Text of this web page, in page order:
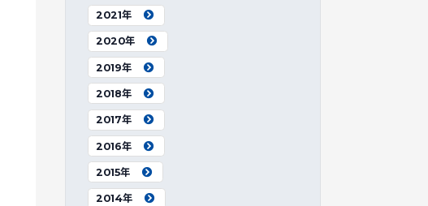
2021年
2020年
2019年
2018年
2017年
2016年
2015年
2014年